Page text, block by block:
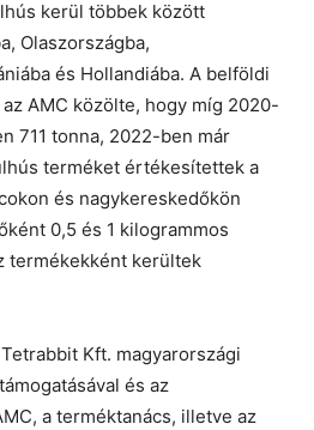
kerül többek között
Olaszországba,
és Hollandiába. A belföldi
AMC közölte, hogy míg 2020-
711 tonna, 2022-ben már
terméket értékesítettek a
és nagykereskedőkön
0,5 és 1 kilogrammos
termékekként kerültek
Kft. magyarországi
és az
a terméktanács, illetve az